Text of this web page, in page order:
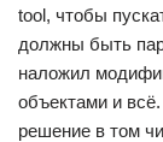
tool, чтобы
должны быть
наложил
объектами и
решение в том